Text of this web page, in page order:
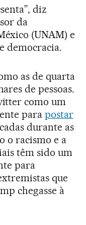
diz
da
(UNAM) e
democracia.
as de quarta
de pessoas.
como um
parapostar
durante as
o racismo e a
têm sido um
para
que
chegasse à